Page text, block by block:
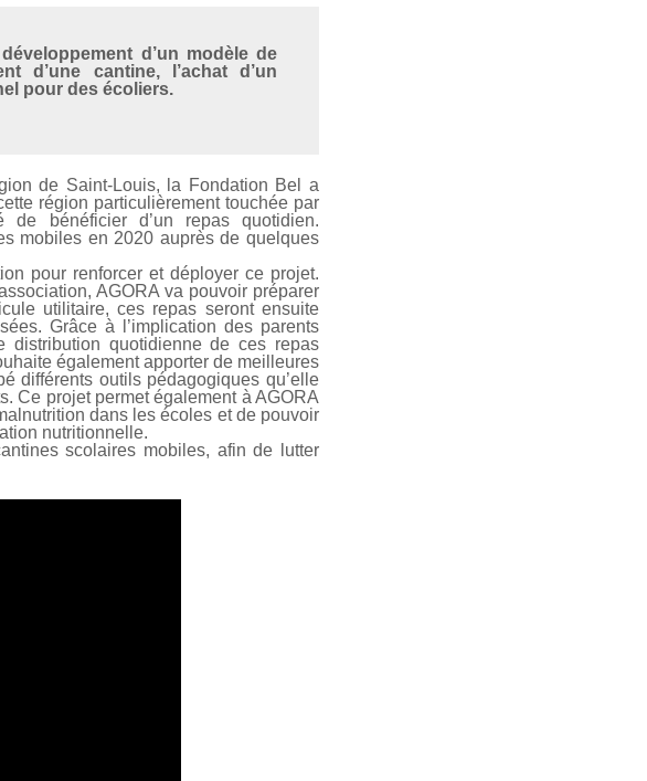
d’un modèle de
d’une cantine, l’achat d’un
pour des écoliers.
de Saint-Louis, la Fondation Bel a
région particulièrement touchée par
bénéficier d’un repas quotidien.
mobiles en 2020 auprès de quelques
pour renforcer et déployer ce projet.
AGORA va pouvoir préparer
utilitaire, ces repas seront ensuite
Grâce à l’implication des parents
distribution quotidienne de ces repas
également apporter de meilleures
différents outils pédagogiques qu’elle
Ce projet permet également à AGORA
dans les écoles et de pouvoir
nutritionnelle.
scolaires mobiles, afin de lutter